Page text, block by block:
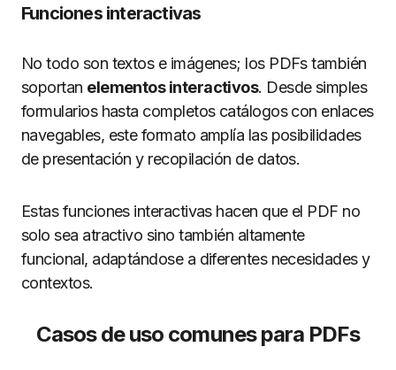
Funciones interactivas
No todo son textos e imágenes; los PDFs también
soportan elementos interactivos. Desde simples
formularios hasta completos catálogos con enlaces
navegables, este formato amplía las posibilidades
de presentación y recopilación de datos.
Estas funciones interactivas hacen que el PDF no
solo sea atractivo sino también altamente
funcional, adaptándose a diferentes necesidades y
contextos.
Casos de uso comunes para PDFs